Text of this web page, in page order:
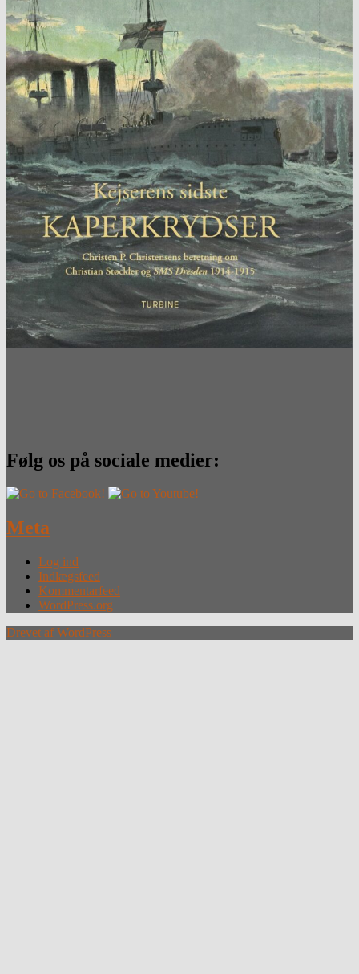
Følg os på sociale medier:
Meta
Log ind
Indlægsfeed
Kommentarfeed
WordPress.org
Drevet af WordPress